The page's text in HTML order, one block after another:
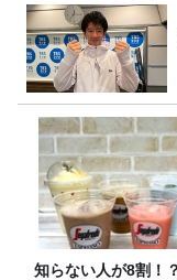
知らない人が8割！